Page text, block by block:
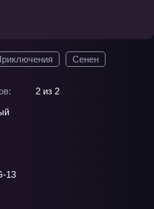
Сенен
2 из 2
13